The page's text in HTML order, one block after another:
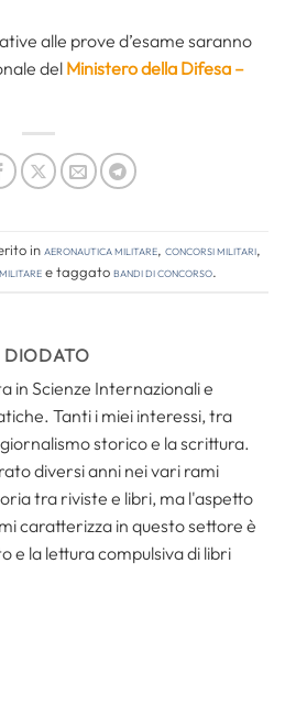
alle prove d’esame saranno
del Ministero della Difesa –
in Aeronautica Militare, Concorsi Militari,
e taggatobandi di concorso.
DIODATO
in Scienze Internazionali e
Tanti i miei interessi, tra
storico e la scrittura.
diversi anni nei vari rami
tra riviste e libri, ma l'aspetto
caratterizza in questo settore è
e la lettura compulsiva di libri